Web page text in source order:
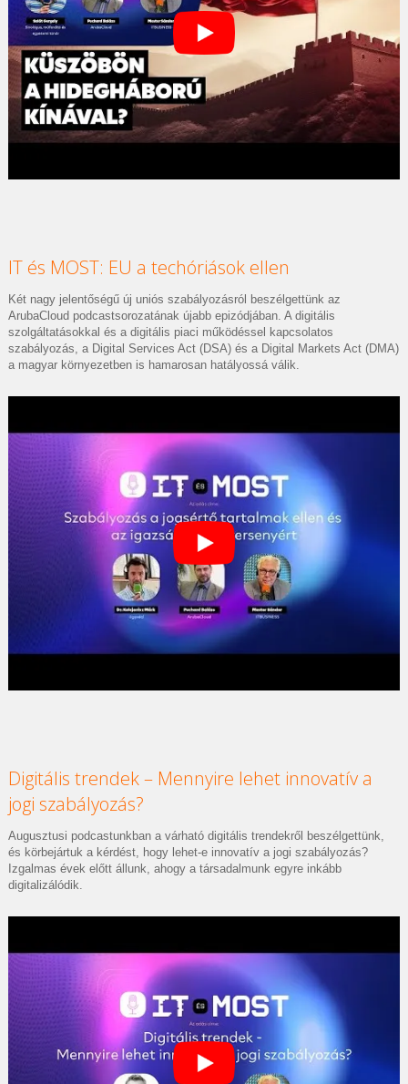
IT és MOST: EU a techóriások ellen
Két nagy jelentőségű új uniós szabályozásról beszélgettünk az
ArubaCloud podcastsorozatának újabb epizódjában. A digitális
szolgáltatásokkal és a digitális piaci működéssel kapcsolatos
szabályozás, a Digital Services Act (DSA) és a Digital Markets Act (DMA)
a magyar környezetben is hamarosan hatályossá válik.
Digitális trendek – Mennyire lehet innovatív a
jogi szabályozás?
Augusztusi podcastunkban a várható digitális trendekről beszélgettünk,
és körbejártuk a kérdést, hogy lehet-e innovatív a jogi szabályozás?
Izgalmas évek előtt állunk, ahogy a társadalmunk egyre inkább
digitalizálódik.